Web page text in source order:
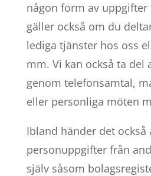
någon form av uppgifter
gäller också om du
lediga tjänster hos oss
mm. Vi kan också ta del
genom telefonsamtal,
eller personliga möten
Ibland händer det också
personuppgifter från
själv såsom